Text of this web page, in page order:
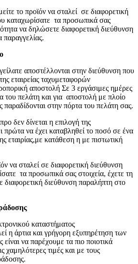
το προϊόν να σταλεί σε διαφορετική
καταχωρίσατε τα προσωπικά σας
να δηλώσετε διαφορετική διεύθυνση
αποστέλλονται στην διεύθυνση που
εταιρείας ταχυμεταφορών
αποστολή Σε 3 εργάσιμες ημέρες
του πελάτη και για αποστολή με πλοίο
παραδίδονται στην πόρτα του πελάτη σας.
δεν δίνεται η επιλογή της
πρώτα να έχει καταβληθεί το ποσό σε ένα
εταιρίας,με κατάθεση η με πιστωτική
να σταλεί σε διαφορετική διεύθυνση
τα προσωπικά σας στοιχεία, έχετε τη
διαφορετική διεύθυνση παραλήπτη στο
καταστήματος
η άρτια και γρήγορη εξυπηρέτηση των
να παρέχουμε τα πιο ποιοτικά
χαμηλότερες τιμές και με τους